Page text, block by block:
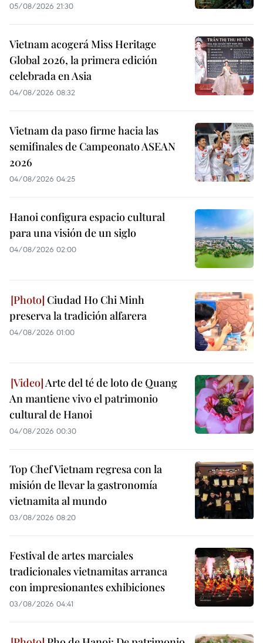
05/08/2026 21:30
Vietnam acogerá Miss Heritage
Global 2026, la primera edición
celebrada en Asia
04/08/2026 08:32
Vietnam da paso firme hacia las
semifinales de Campeonato ASEAN
2026
04/08/2026 04:25
Hanoi configura espacio cultural
para una visión de un siglo
04/08/2026 02:00
Ciudad Ho Chi Minh
preserva la tradición alfarera
04/08/2026 01:00
Arte del té de loto de Quang
An mantiene vivo el patrimonio
cultural de Hanoi
04/08/2026 00:30
Top Chef Vietnam regresa con la
misión de llevar la gastronomía
vietnamita al mundo
03/08/2026 08:20
Festival de artes marciales
tradicionales vietnamitas arranca
con impresionantes exhibiciones
03/08/2026 04:41